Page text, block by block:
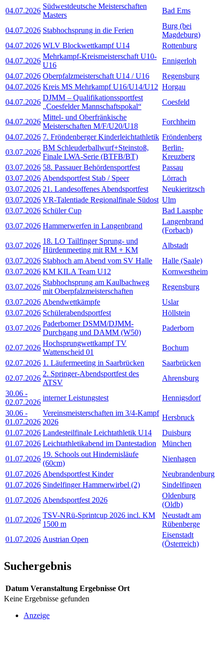
04.07.2026
Südwestdeutsche Meisterschaften
Masters
Bad Ems
04.07.2026 Stabhochsprung in die Ferien
Burg (bei
Magdeburg)
04.07.2026 WLV Blockwettkampf U14
Rottenburg
04.07.2026
Mehrkampf-Kreismeisterschaft U10-
U16
Ennigerloh
04.07.2026 Oberpfalzmeisterschaft U14 / U16
Regensburg
04.07.2026 Kreis MS Mehrkampf U16/U14/U12 Horgau
04.07.2026
DJMM – Qualifikationssportfest
„Coesfelder Mannschaftspokal“
Coesfeld
04.07.2026
Mittel- und Oberfränkische
Meisterschaften M/F/U20/U18
Forchheim
04.07.2026 7. Fröndenberger Kinderleichtathletik Fröndenberg
03.07.2026
BM Schleuderballwurf+Steinstoß,
Finale LWA-Serie (BTFB/BT)
Berlin-
Kreuzberg
03.07.2026 58. Passauer Behördensportfest
Passau
03.07.2026 Abendsportfest Stab / Speer
Lörrach
03.07.2026 21. Landesoffenes Abendsportfest
Neukieritzsch
03.07.2026 VR-Talentiade Regionalfinale Südost Ulm
03.07.2026 Schüler Cup
Bad Laasphe
03.07.2026 Hammerwerfen in Langenbrand
Langenbrand
(Forbach)
03.07.2026
18. LO Tailfinger Sprung- und
Hürdenmeeting mit RM + KM
Albstadt
03.07.2026 Stabhoch am Abend vom SV Halle
Halle (Saale)
03.07.2026 KM KILA Team U12
Kornwestheim
03.07.2026
Stabhochsprung am Kaulbachweg
mit Oberpfalzmeisterschaften
Regensburg
03.07.2026 Abendwettkämpfe
Uslar
03.07.2026 Schülerabendsportfest
Höllstein
03.07.2026
Paderborner DSMM/DJMM-
Durchgang und DAMM (W50)
Paderborn
02.07.2026
Hochsprungwettkampf TV
Wattenscheid 01
Bochum
02.07.2026 1. Läufermeeting in Saarbrücken
Saarbrücken
02.07.2026
2. Springer-Abendsportfest des
ATSV
Ahrensburg
30.06 -
02.07.2026
interner Leistungstest
Hennigsdorf
30.06 -
01.07.2026
Vereinsmeisterschaften im 3/4-Kampf
2026
Hersbruck
01.07.2026 Landesteilfinale Leichtathletik U14
Duisburg
01.07.2026 Leichtathletikabend im Dantestadion
München
01.07.2026
19. Schools out Hindernisläufe
(60cm)
Nienhagen
01.07.2026 Abendsportfest Kinder
Neubrandenburg
01.07.2026 Sindelfinger Hammerwirbel (2)
Sindelfingen
01.07.2026 Abendsportfest 2026
Oldenburg
(Oldb)
01.07.2026
TSV-NRü-Sprintcup 2026 incl. KM
1500 m
Neustadt am
Rübenberge
01.07.2026 Austrian Open
Eisenstadt
(Österreich)
Suchergebnis
Datum Veranstaltung Ergebnisse Ort
Keine Ergebnisse gefunden
Anzeige